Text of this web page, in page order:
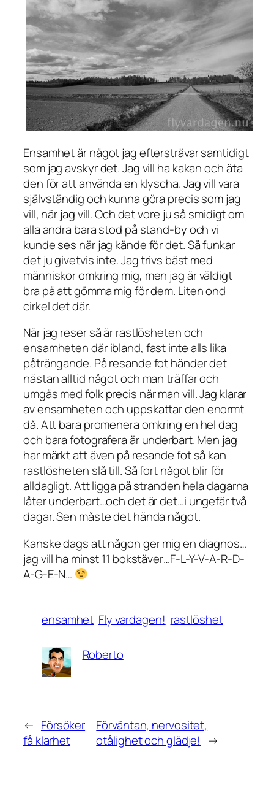
Ensamhet är något jag eftersträvar samtidigt
som jag avskyr det. Jag vill ha kakan och äta
den för att använda en klyscha. Jag vill vara
självständig och kunna göra precis som jag
vill, när jag vill. Och det vore ju så smidigt om
alla andra bara stod på stand-by och vi
kunde ses när jag kände för det. Så funkar
det ju givetvis inte. Jag trivs bäst med
människor omkring mig, men jag är väldigt
bra på att gömma mig för dem. Liten ond
cirkel det där.
När jag reser så är rastlösheten och
ensamheten där ibland, fast inte alls lika
påträngande. På resande fot händer det
nästan alltid något och man träffar och
umgås med folk precis när man vill. Jag klarar
av ensamheten och uppskattar den enormt
då. Att bara promenera omkring en hel dag
och bara fotografera är underbart. Men jag
har märkt att även på resande fot så kan
rastlösheten slå till. Så fort något blir för
alldagligt. Att ligga på stranden hela dagarna
låter underbart…och det är det…i ungefär två
dagar. Sen måste det hända något.
Kanske dags att någon ger mig en diagnos…
jag vill ha minst 11 bokstäver…F-L-Y-V-A-R-D-
A-G-E-N…
ensamhet Fly vardagen! rastlöshet
Roberto
← Försöker
få klarhet
Förväntan, nervositet,
otålighet och glädje! →